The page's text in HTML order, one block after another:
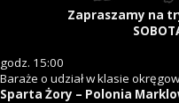
Zapraszamy na
godz. 15:00
Baraże o udział w klasie
Sparta Żory – Polonia